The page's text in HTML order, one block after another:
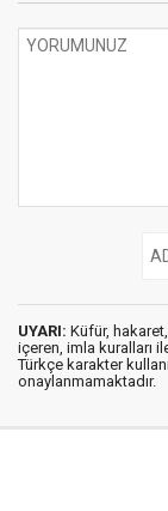
UYARI: Küfür,
içeren, imla kuralları
Türkçe karakter
onaylanmamaktadır.